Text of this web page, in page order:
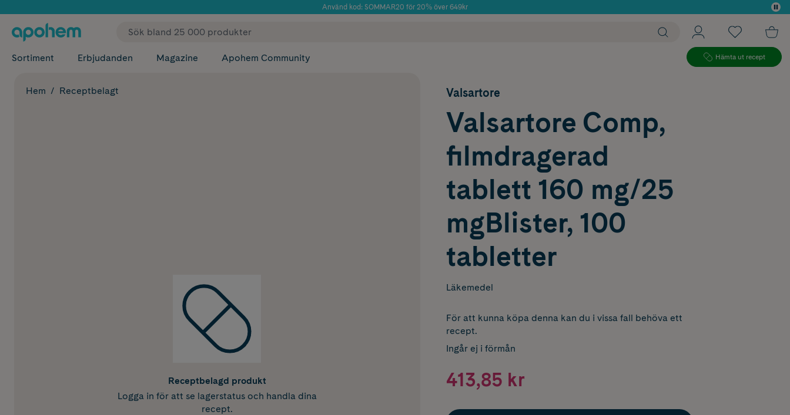
Använd kod: SOMMAR20 för 20% över 649kr
✓ Fri frakt
Sortiment Erbjudanden Magazine Apohem Community Hämta ut recept
Hem Receptbelagt
Receptbelagd produkt
Logga in för att se lagerstatus och handla dina
recept.
Valsartore
Valsartore Comp,
filmdragerad
tablett 160 mg/25
mgBlister, 100
tabletter
Läkemedel
För att kunna köpa denna kan du i vissa fall behöva ett
recept.
Ingår ej i förmån
413,85 kr